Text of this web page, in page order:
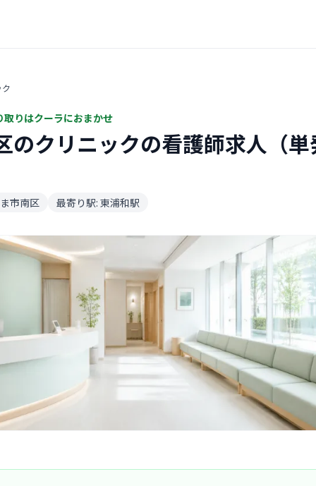
りはクーラにおまかせ
のクリニックの看護師求人（
市南区 最寄り駅: 東浦和駅